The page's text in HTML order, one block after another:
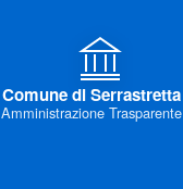
Comune di Serrastretta
Amministrazione Trasparente